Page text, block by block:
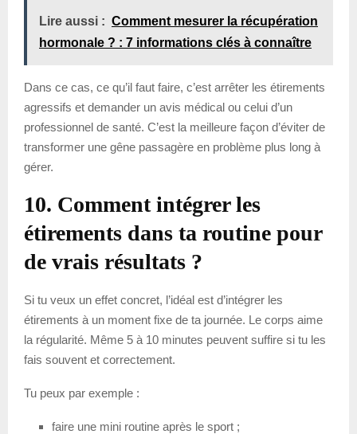
Lire aussi : Comment mesurer la récupération
hormonale ? : 7 informations clés à connaître
Dans ce cas, ce qu’il faut faire, c’est arrêter les étirements
agressifs et demander un avis médical ou celui d’un
professionnel de santé. C’est la meilleure façon d’éviter de
transformer une gêne passagère en problème plus long à
gérer.
10. Comment intégrer les
étirements dans ta routine pour
de vrais résultats ?
Si tu veux un effet concret, l’idéal est d’intégrer les
étirements à un moment fixe de ta journée. Le corps aime
la régularité. Même 5 à 10 minutes peuvent suffire si tu les
fais souvent et correctement.
Tu peux par exemple :
faire une mini routine après le sport ;